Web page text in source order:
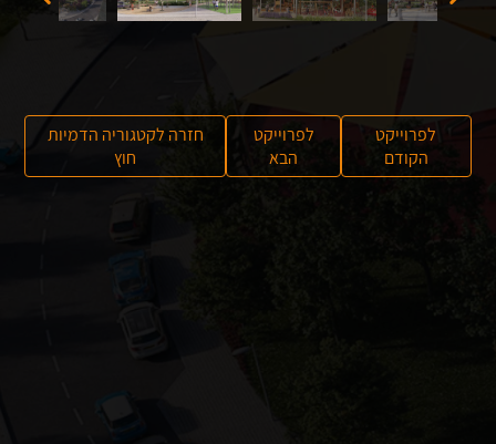
לפרוייקט
הקודם
לפרוייקט
הבא
חזרה לקטגוריה הדמיות
חוץ